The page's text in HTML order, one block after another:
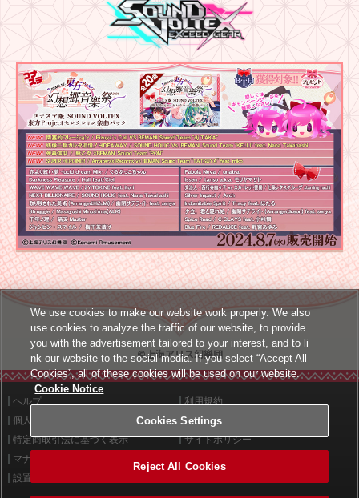
©上海アリス幻樂団
ヘルプ
利用規約
個人情報等保護方針
外部送信について
特定商取引法に基づく表示
サイトポリシー
マナー＆ルール
設置店舗検索
We use cookies to make our website work properly. We also
use cookies to analyze the traffic of our website, to provide
you with the advertisement tailored to your interest, and to li
nk our website to the social media. If you select “Accept All
Cookies”, all of these cookies will be used on our website.
Cookie Notice
Cookies Settings
Reject All Cookies